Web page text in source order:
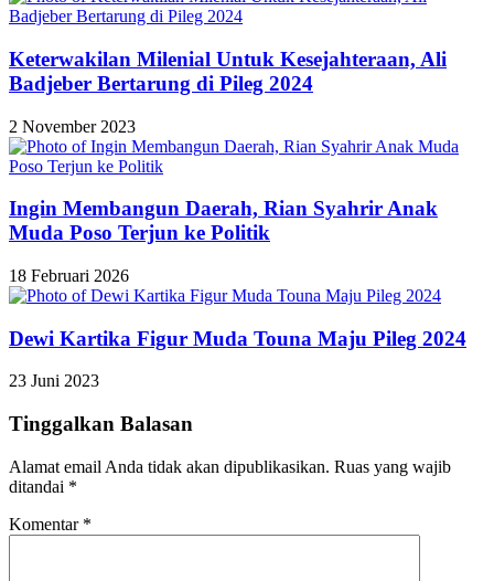
Keterwakilan Milenial Untuk Kesejahteraan, Ali
Badjeber Bertarung di Pileg 2024
2 November 2023
Ingin Membangun Daerah, Rian Syahrir Anak
Muda Poso Terjun ke Politik
18 Februari 2026
Dewi Kartika Figur Muda Touna Maju Pileg 2024
23 Juni 2023
Tinggalkan Balasan
Alamat email Anda tidak akan dipublikasikan. Ruas yang wajib
ditandai *
Komentar *